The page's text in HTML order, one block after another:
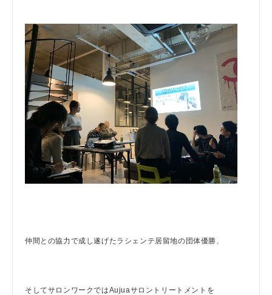
仲間との協力で成し遂げたラシェンテ居留地の団体優勝、
そしてサロンワークではAujuaサロントリートメントを